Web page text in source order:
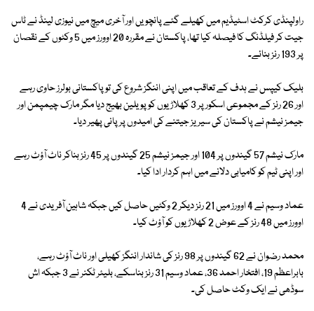
راولپنڈی کرکٹ اسٹیڈیم میں کھیلے گئے پانچویں اور آخری میچ میں نیوزی لینڈ نے ٹاس
جیت کر فیلڈنگ کا فیصلہ کیا تھا، پاکستان نے مقررہ 20 اوورز میں 5 وکٹوں کے نقصان
پر 193 رنز بنائے۔
بلیک کیپس نے ہدف کے تعاقب میں اپنی اننگز شروع کی تو پاکستانی بولرز حاوی رہے
اور 26 رنز کے مجموعی اسکور پر 3 کھلاڑیوں کو پویلین بھیج دیا مگر مارک چیمپمن اور
جیمز نیشم نے پاکستان کی سیریز جیتنے کی امیدوں پر پانی پھیر دیا۔
مارک نیشم 57 گیندوں پر 104 اور جیمز نیشم 25 گیندوں پر 45 رنز بناکر ناٹ آؤٹ رہے
اور اپنی ٹیم کو کامیابی دلانے میں اہم کردار ادا کیا۔
عماد وسیم نے 4 اوورز میں 21 رنز دیکر 2 وکٹیں حاصل کیں جبکہ شاہین آفریدی نے 4
اوورز میں 48 رنز کے عوض 2 کھلاڑیوں کو آؤٹ کیا۔
محمد رضوان نے 62 گیندوں پر 98 رنز کی شاندار اننگز کھیلی اور ناٹ آؤٹ رہے،
بابراعظم 19، افتخار احمد 36، عماد وسیم 31 رنز بناسکے، بلیئر ٹکنر نے 3 جبکہ اش
سوڈھی نے ایک وکٹ حاصل کی۔